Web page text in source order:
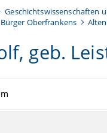
Geschichtswissenschaften
Oberfrankens
geb.